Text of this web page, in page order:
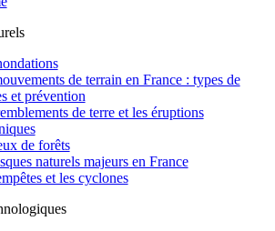
de terrain en France : types de
et prévention
de terre et les éruptions
de forêts
naturels majeurs en France
et les cyclones